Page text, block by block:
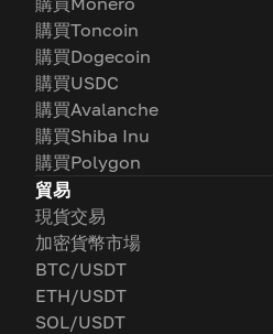
購買Toncoin
購買Dogecoin
購買USDC
購買Avalanche
購買Shiba Inu
購買Polygon
貿易
現貨交易
加密貨幣市場
BTC/USDT
ETH/USDT
SOL/USDT